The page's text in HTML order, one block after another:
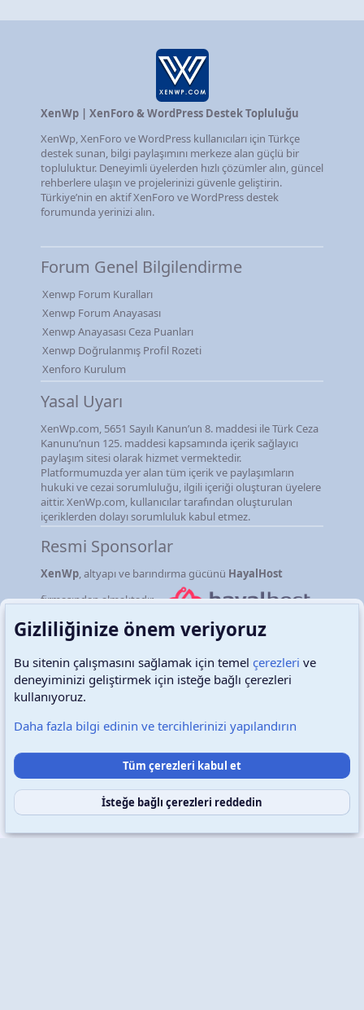
XenWp | XenForo & WordPress Destek Topluluğu
XenWp, XenForo ve WordPress kullanıcıları için Türkçe
destek sunan, bilgi paylaşımını merkeze alan güçlü bir
topluluktur. Deneyimli üyelerden hızlı çözümler alın, güncel
rehberlere ulaşın ve projelerinizi güvenle geliştirin.
Türkiye’nin en aktif XenForo ve WordPress destek
forumunda yerinizi alın.
Forum Genel Bilgilendirme
Xenwp Forum Kuralları
Xenwp Forum Anayasası
Xenwp Anayasası Ceza Puanları
Xenwp Doğrulanmış Profil Rozeti
Xenforo Kurulum
Yasal Uyarı
XenWp.com, 5651 Sayılı Kanun’un 8. maddesi ile Türk Ceza
Kanunu’nun 125. maddesi kapsamında içerik sağlayıcı
paylaşım sitesi olarak hizmet vermektedir.
Platformumuzda yer alan tüm içerik ve paylaşımların
hukuki ve cezai sorumluluğu, ilgili içeriği oluşturan üyelere
aittir. XenWp.com, kullanıcılar tarafından oluşturulan
içeriklerden dolayı sorumluluk kabul etmez.
Resmi Sponsorlar
XenWp, altyapı ve barındırma gücünü HayalHost
firmasından almaktadır.
Türkçe (TR) Çerezler
Destek talepleri Bize ulaşın Şartlar ve kurallar
Gizlilik politikası Yardım Ana sayfa
S
Copyright © 2026 XenWp Telif Hakları Saklıdır
Gizliliğinize önem veriyoruz
Bu sitenin çalışmasını sağlamak için temel çerezleri ve
deneyiminizi geliştirmek için isteğe bağlı çerezleri
kullanıyoruz.
Daha fazla bilgi edinin ve tercihlerinizi yapılandırın
Tüm çerezleri kabul et
İsteğe bağlı çerezleri reddedin